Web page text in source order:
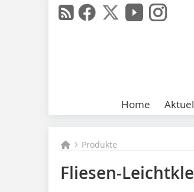
Home
Produkte
Fliesen-